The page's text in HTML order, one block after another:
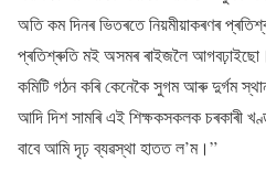
অতি কম দিনৰ ভিতৰতে নিয়মীয়াকৰণৰ
প্ৰতিশ্ৰুতি মই অসমৰ ৰাইজলৈ
কমিটি গঠন কৰি কেনেকৈ সুগম আৰু দুৰ্গম
আদি দিশ সামৰি এই শিক্ষকসকলক চৰকাৰী
বাবে আমি দৃঢ় ব্যৱস্থা হাতত ল’ম।”